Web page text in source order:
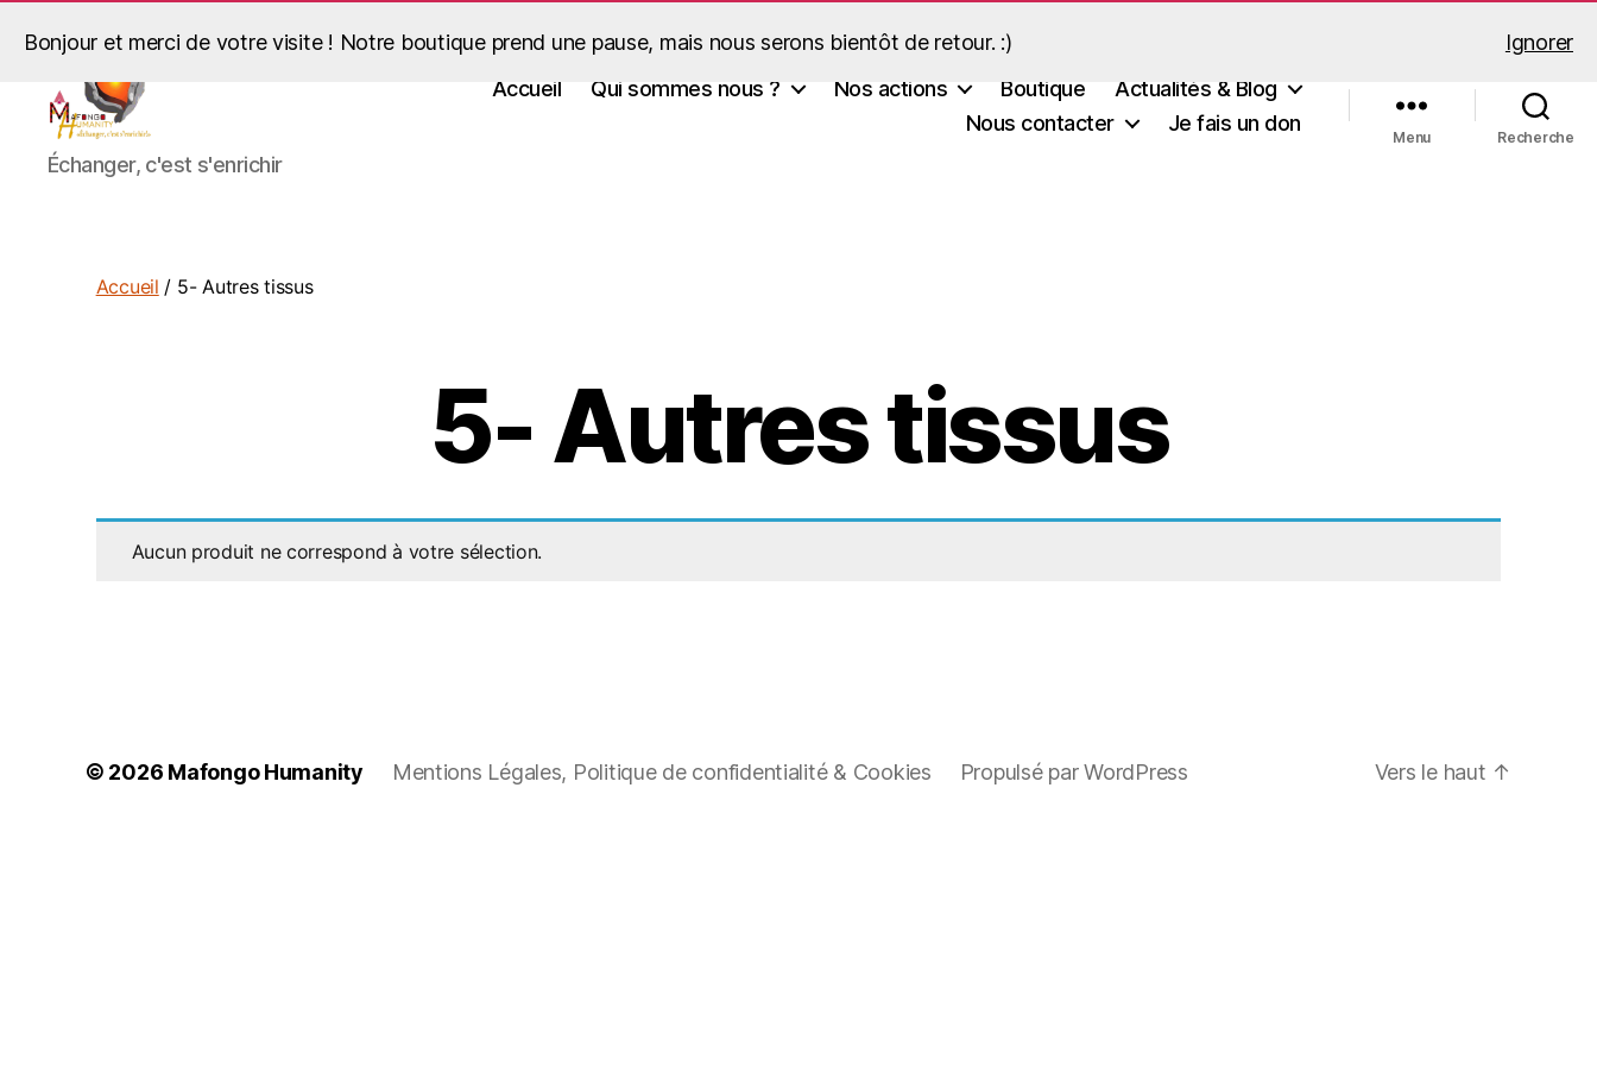
Bonjour et merci de votre visite ! Notre boutique prend une pause, mais nous serons bientôt de retour. :) Ignorer
Mafongo
Humanity
Échanger, c'est s'enrichir
Accueil Qui sommes nous ? Nos actions Boutique
Actualités & Blog
Nous contacter
Je fais un don
Menu Recherche
Accueil / 5- Autres tissus
5- Autres tissus
Aucun produit ne correspond à votre sélection.
© 2026 Mafongo Humanity Mentions Légales, Politique de confidentialité & Cookies Propulsé par WordPress Vers le haut ↑